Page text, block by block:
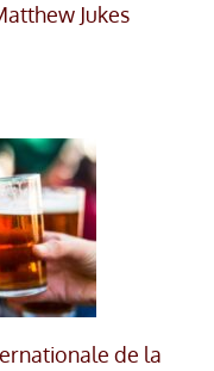
Jukes
de la